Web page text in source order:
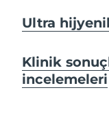
Ultra
Klinik
incelemeleri